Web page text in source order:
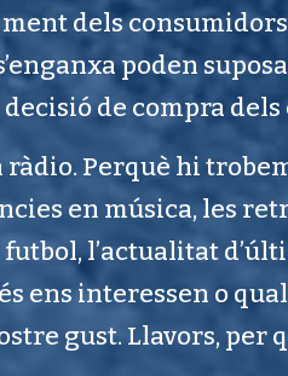
dels
poden
de compra
ràdio. Perquè hi
en música, les
l’actualitat
ens interessen o
gust. Llavors, per